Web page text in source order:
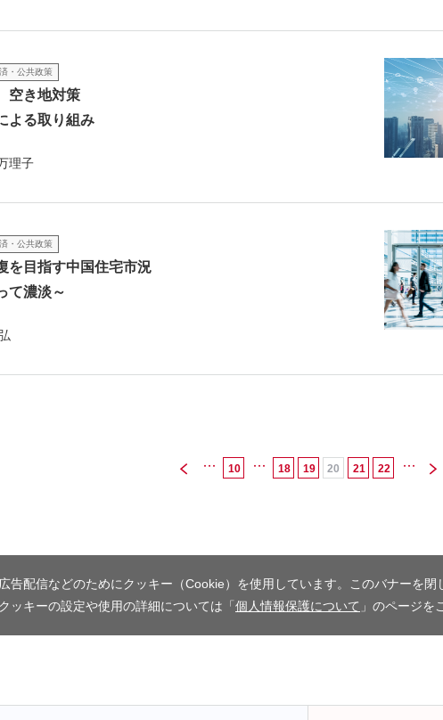
・公共政策
空き地対策
よる取り組み
理子
・公共政策
を目指す中国住宅市況
て濃淡～
... 10 ... 18 19 20 21 22 ...
告配信などのためにクッキー（Cookie）を使用しています。このバナーを
ッキーの設定や使用の詳細については「 個人情報保護について 」のページを